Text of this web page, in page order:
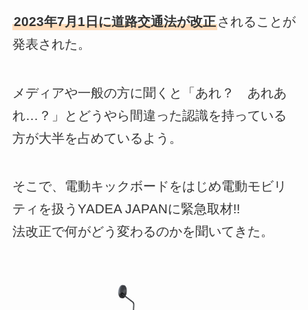
2023年7月1日に道路交通法が改正されることが
発表された。
メディアや一般の方に聞くと「あれ？ あれあ
れ…？」とどうやら間違った認識を持っている
方が大半を占めているよう。
そこで、電動キックボードをはじめ電動モビリ
ティを扱うYADEA JAPANに緊急取材!!
法改正で何がどう変わるのかを聞いてきた。